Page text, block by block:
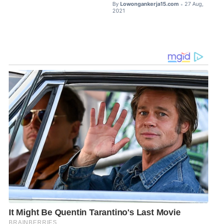
By Lowongankerja15.com • 27 Aug,
2021